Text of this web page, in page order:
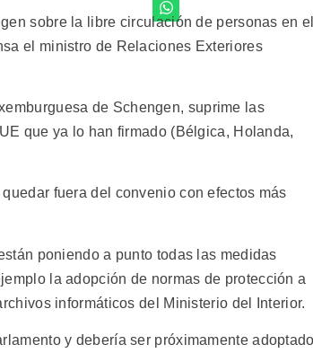
sobre la libre circulación de personas en
el ministro de Relaciones Exteriores
de Schengen, suprime las
que ya lo han firmado (Bélgica, Holanda,
fuera del convenio con efectos más
poniendo a punto todas las medidas
la adopción de normas de protección a
informáticos del Ministerio del Interior.
y debería ser próximamente